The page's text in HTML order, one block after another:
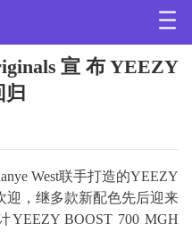
宣布YEEZY
归
West联手打造的YEEZY
迎，继多款新配色先后迎来
BOOST 700 MGH